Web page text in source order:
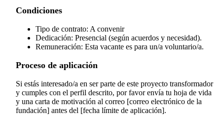
Condiciones
Tipo de contrato: A convenir
Dedicación: Presencial (según acuerdos y necesidad).
Remuneración: Esta vacante es para un/a voluntario/a.
Proceso de aplicación
Si estás interesado/a en ser parte de este proyecto transformador
y cumples con el perfil descrito, por favor envía tu hoja de vida
y una carta de motivación al correo [correo electrónico de la
fundación] antes del [fecha límite de aplicación].